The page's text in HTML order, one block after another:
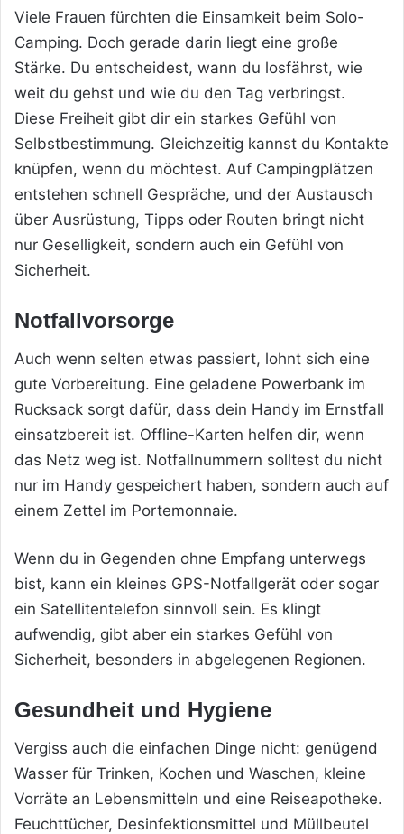
Viele Frauen fürchten die Einsamkeit beim Solo-
Camping. Doch gerade darin liegt eine große
Stärke. Du entscheidest, wann du losfährst, wie
weit du gehst und wie du den Tag verbringst.
Diese Freiheit gibt dir ein starkes Gefühl von
Selbstbestimmung. Gleichzeitig kannst du Kontakte
knüpfen, wenn du möchtest. Auf Campingplätzen
entstehen schnell Gespräche, und der Austausch
über Ausrüstung, Tipps oder Routen bringt nicht
nur Geselligkeit, sondern auch ein Gefühl von
Sicherheit.
Notfallvorsorge
Auch wenn selten etwas passiert, lohnt sich eine
gute Vorbereitung. Eine geladene Powerbank im
Rucksack sorgt dafür, dass dein Handy im Ernstfall
einsatzbereit ist. Offline-Karten helfen dir, wenn
das Netz weg ist. Notfallnummern solltest du nicht
nur im Handy gespeichert haben, sondern auch auf
einem Zettel im Portemonnaie.
Wenn du in Gegenden ohne Empfang unterwegs
bist, kann ein kleines GPS-Notfallgerät oder sogar
ein Satellitentelefon sinnvoll sein. Es klingt
aufwendig, gibt aber ein starkes Gefühl von
Sicherheit, besonders in abgelegenen Regionen.
Gesundheit und Hygiene
Vergiss auch die einfachen Dinge nicht: genügend
Wasser für Trinken, Kochen und Waschen, kleine
Vorräte an Lebensmitteln und eine Reiseapotheke.
Feuchttücher, Desinfektionsmittel und Müllbeutel